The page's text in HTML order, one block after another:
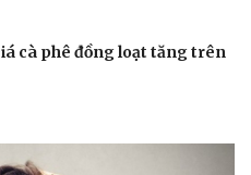
cà phê đồng loạt tăng trên